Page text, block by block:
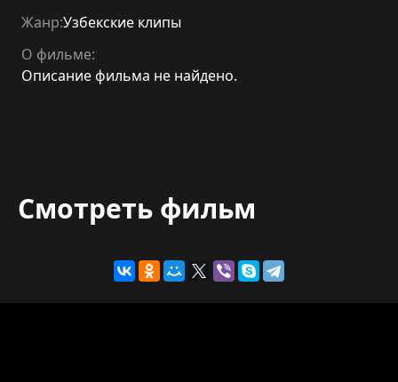
Жанр:Узбекские клипы
О фильме:
Описание фильма не найдено.
Смотреть фильм